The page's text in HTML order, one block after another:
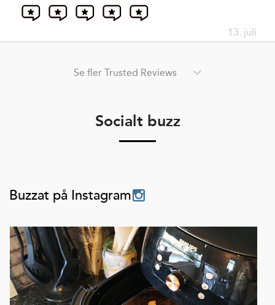
13. juli
Se fler Trusted Reviews
Socialt buzz
Buzzat på Instagram